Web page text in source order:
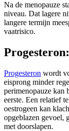
Na de menopauze
niveau. Dat lagere
langere termijn
vaatrisico.
Progesteron wordt
eisprong minder
perimenopauze kan
eerste. Een relatief
oestrogeen kan
opgeblazen gevoel,
met doorslapen.